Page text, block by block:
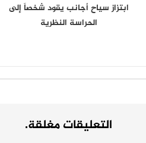
ابتزاز سياح أجانب يقود شخصاً إلى
الحراسة النظرية
التعليقات مغلقة.